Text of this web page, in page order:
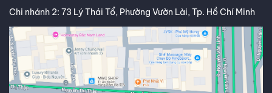
Chi nhánh 2: 73 Lý Thái Tổ, Phường Vườn Lài, Tp. Hồ Chí Minh